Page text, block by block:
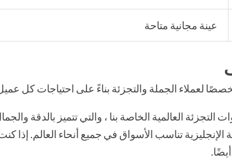
عينة مجانية متاحة
لعملاء الجملة والتجزئة بناءً على احتياجات كل
التجزئة العالمية الخاصة بنا ، والتي تتميز بالدقة
الإنجليزية تناسب الأسواق في جميع أنحاء العالم.